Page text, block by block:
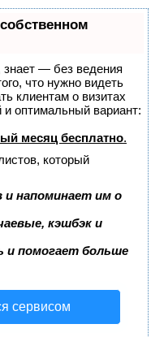
знает — без ведения
что нужно видеть
клиентам о визитах
оптимальный вариант:
месяц бесплатно.
который
и напоминает им о
кэшбэк и
и помогает больше
сервисом